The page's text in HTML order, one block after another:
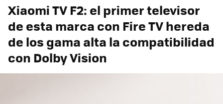
Xiaomi TV F2: el primer televisor
de esta marca con Fire TV hereda
de los gama alta la compatibilidad
con Dolby Vision